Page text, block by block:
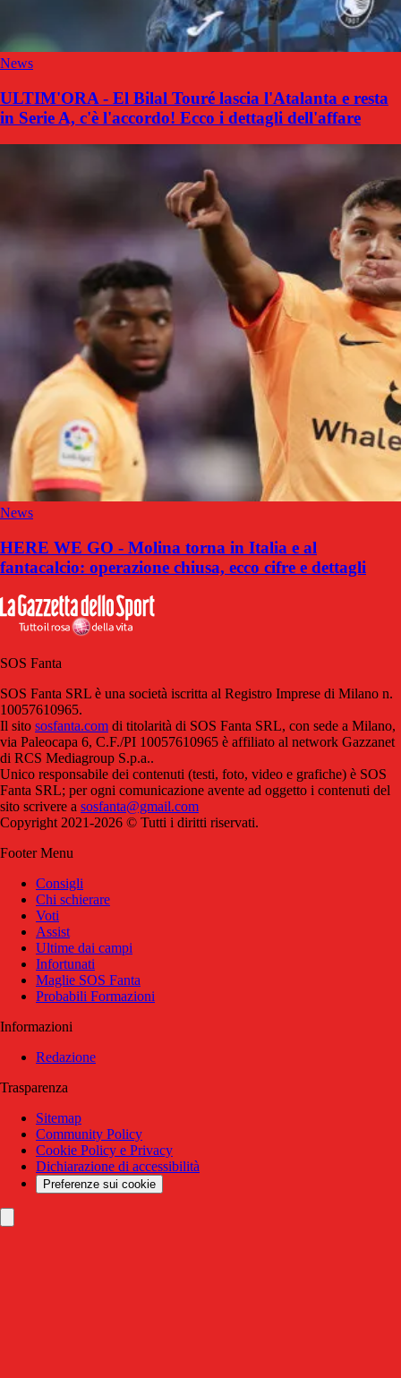
News
ULTIM'ORA - El Bilal Touré lascia l'Atalanta e resta
in Serie A, c'è l'accordo! Ecco i dettagli dell'affare
News
HERE WE GO - Molina torna in Italia e al
fantacalcio: operazione chiusa, ecco cifre e dettagli
SOS Fanta
SOS Fanta SRL è una società iscritta al Registro Imprese di Milano n.
10057610965.
Il sito sosfanta.com di titolarità di SOS Fanta SRL, con sede a Milano,
via Paleocapa 6, C.F./PI 10057610965 è affiliato al network Gazzanet
di RCS Mediagroup S.p.a..
Unico responsabile dei contenuti (testi, foto, video e grafiche) è SOS
Fanta SRL; per ogni comunicazione avente ad oggetto i contenuti del
sito scrivere a sosfanta@gmail.com
Copyright 2021-2026 © Tutti i diritti riservati.
Footer Menu
Consigli
Chi schierare
Voti
Assist
Ultime dai campi
Infortunati
Maglie SOS Fanta
Probabili Formazioni
Informazioni
Redazione
Trasparenza
Sitemap
Community Policy
Cookie Policy e Privacy
Dichiarazione di accessibilità
Preferenze sui cookie